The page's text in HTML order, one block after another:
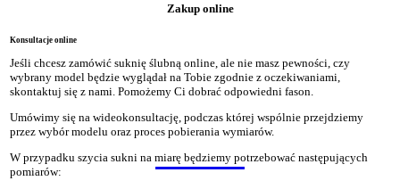
Zakup online
Konsultacje online
Jeśli chcesz zamówić suknię ślubną online, ale nie masz pewności, czy
wybrany model będzie wyglądał na Tobie zgodnie z oczekiwaniami,
skontaktuj się z nami. Pomożemy Ci dobrać odpowiedni fason.
Umówimy się na wideokonsultację, podczas której wspólnie przejdziemy
przez wybór modelu oraz proces pobierania wymiarów.
W przypadku szycia sukni na miarę będziemy potrzebować następujących
pomiarów: